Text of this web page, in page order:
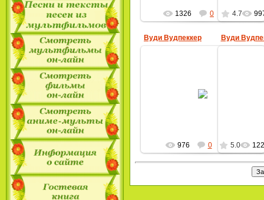
1326 0 4.7
Вуди Вудпеккер
976 0 5.0
Вуди